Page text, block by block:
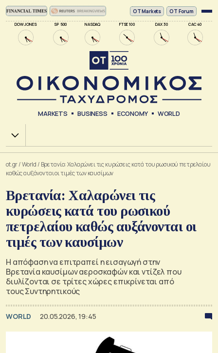
DOW JONES SP 500 NASDAQ FTSE 100 DAX 30 CAC 40
ΟΤ Markets OT Forum
MARKETS BUSINESS ECONOMY WORLD
Χ.Α.
ot.gr/World / Βρετανία: Χαλαρώνει τις κυρώσεις κατά του ρωσικού πετρελαίου
καθώς αυξάνονται οι τιμές των καυσίμων
Βρετανία: Χαλαρώνει τις
κυρώσεις κατά του ρωσικού
πετρελαίου καθώς αυξάνονται οι
τιμές των καυσίμων
Η απόφαση να επιτραπεί η εισαγωγή στην
Βρετανία καυσίμων αεροσκαφών και ντίζελ που
διυλίζονται σε τρίτες χώρες επικρίνεται από
τους Συντηρητικούς
WORLD 20.05.2026, 19:45